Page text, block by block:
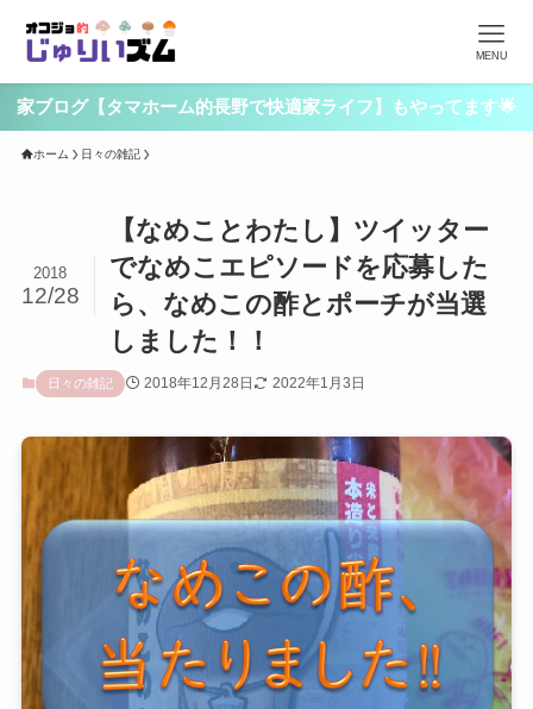
MENU
家ブログ【タマホーム的長野で快適家ライフ】もやってます🌟
ホーム 日々の雑記
【なめことわたし】ツイッター
でなめこエピソードを応募した
ら、なめこの酢とポーチが当選
しました！！
2018
12/28
日々の雑記 2018年12月28日 2022年1月3日